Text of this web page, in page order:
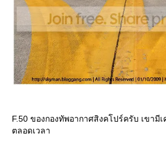
F.50 ของกองทัพอากาศสิงคโปร์ครับ เขามี
ตลอดเวลา